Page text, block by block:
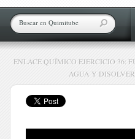
ENLACE QUÍMICO EJERCICIO 36:
AGUA Y